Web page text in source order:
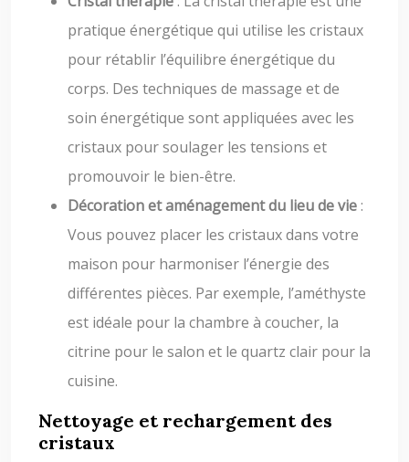
pratique énergétique qui utilise les cristaux
pour rétablir l’équilibre énergétique du
corps. Des techniques de massage et de
soin énergétique sont appliquées avec les
cristaux pour soulager les tensions et
promouvoir le bien-être.
Décoration et aménagement du lieu de vie:
Vous pouvez placer les cristaux dans votre
maison pour harmoniser l’énergie des
différentes pièces. Par exemple, l’améthyste
est idéale pour la chambre à coucher, la
citrine pour le salon et le quartz clair pour la
cuisine.
Nettoyage et rechargement des
cristaux